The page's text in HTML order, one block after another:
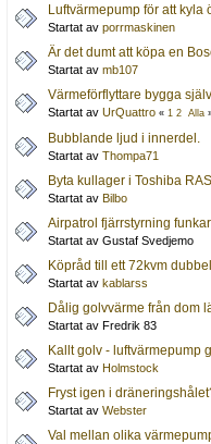
Luftvärmepump för att
Startat av porrmaskinen
Är det dumt att köpa en
Startat av mb107
Värmeförflyttare bygga
Startat av UrQuattro « 1 2 Alla
Bubblande ljud i innerdel.
Startat av Thompa71
Byta kullager i Toshiba
Startat av Bilbo
Airpatrol fjärrstyrning
Startat av Gustaf Svedjemo
Köpråd till ett 72kvm
Startat av kablarss
Dålig golvvärme från dom
Startat av Fredrik 83
Kallt golv - luftvärmepump
Startat av Holmstock
Fryst igen i
Startat av Webster
Val mellan olika